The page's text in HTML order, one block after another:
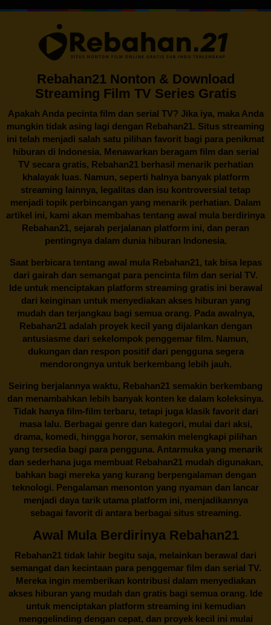
Rebahan21 Nonton & Download
Streaming Film TV Series Gratis
Apakah Anda pecinta film dan serial TV? Jika iya, maka Anda
mungkin tidak asing lagi dengan Rebahan21. Situs streaming
ini telah menjadi salah satu pilihan favorit bagi para penikmat
hiburan di Indonesia. Menawarkan beragam film dan serial
TV secara gratis, Rebahan21berhasil menarik perhatian
khalayak luas. Namun, seperti halnya banyak platform
streaming lainnya, legalitas dan isu kontroversial tetap
menjadi topik perbincangan yang menarik perhatian. Dalam
artikel ini, kami akan membahas tentang awal mula berdirinya
Rebahan21, sejarah perjalanan platform ini, dan peran
pentingnya dalam dunia hiburan Indonesia.
Saat berbicara tentang awal mula Rebahan21, tak bisa lepas
dari gairah dan semangat para pencinta film dan serial TV.
Ide untuk menciptakan platform streaming gratis ini berawal
dari keinginan untuk menyediakan akses hiburan yang
mudah dan terjangkau bagi semua orang. Pada awalnya,
Rebahan21 adalah proyek kecil yang dijalankan dengan
antusiasme dari sekelompok penggemar film. Namun,
dukungan dan respon positif dari pengguna segera
mendorongnya untuk berkembang lebih jauh.
Seiring berjalannya waktu, Rebahan21 semakin berkembang
dan menambahkan lebih banyak konten ke dalam koleksinya.
Tidak hanya film-film terbaru, tetapi juga klasik favorit dari
masa lalu. Berbagai genre dan kategori, mulai dari aksi,
drama, komedi, hingga horor, semakin melengkapi pilihan
yang tersedia bagi para pengguna. Antarmuka yang menarik
dan sederhana juga membuatRebahan21mudah digunakan,
bahkan bagi mereka yang kurang berpengalaman dengan
teknologi. Pengalaman menonton yang nyaman dan lancar
menjadi daya tarik utama platform ini, menjadikannya
sebagai favorit di antara berbagai situs streaming.
Awal Mula Berdirinya Rebahan21
Rebahan21 tidak lahir begitu saja, melainkan berawal dari
semangat dan kecintaan para penggemar film dan serial TV.
Mereka ingin memberikan kontribusi dalam menyediakan
akses hiburan yang mudah dan gratis bagi semua orang. Ide
untuk menciptakan platform streaming ini kemudian
menggelinding dengan cepat, dan proyek kecil ini mulai